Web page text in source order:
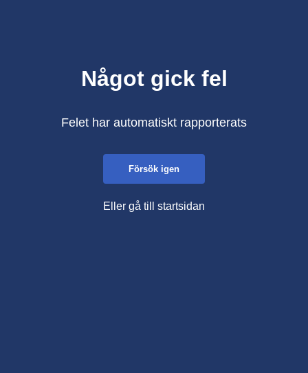
Något gick fel
Felet har automatiskt rapporterats
Försök igen
Eller gå till startsidan